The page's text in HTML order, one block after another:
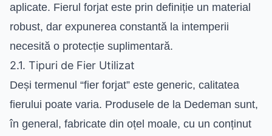
aplicate. Fierul forjat este prin definiție un material
robust, dar expunerea constantă la intemperii
necesită o protecție suplimentară.
2.1. Tipuri de Fier Utilizat
Deși termenul “fier forjat” este generic, calitatea
fierului poate varia. Produsele de la Dedeman sunt,
în general, fabricate din oțel moale, cu un conținut